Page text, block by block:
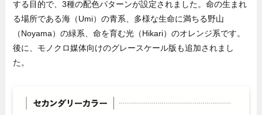
する目的で、3種の配色パターンが設定されました。命の生まれ
る場所である海（Umi）の青系、多様な生命に満ちる野山
（Noyama）の緑系、命を育む光（Hikari）のオレンジ系です。
後に、モノクロ媒体向けのグレースケール版も追加されまし
た。